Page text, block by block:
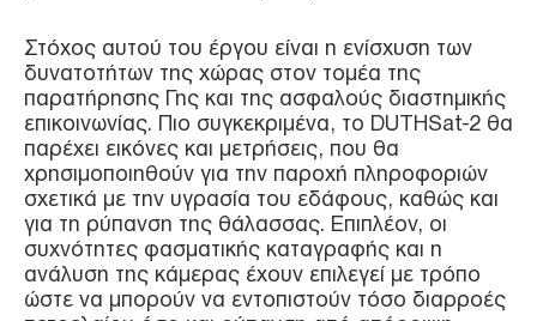
Στόχος αυτού του έργου είναι η ενίσχυση των
δυνατοτήτων της χώρας στον τομέα της
παρατήρησης Γης και της ασφαλούς διαστημικής
επικοινωνίας. Πιο συγκεκριμένα, το DUTHSat-2 θα
παρέχει εικόνες και μετρήσεις, που θα
χρησιμοποιηθούν για την παροχή πληροφοριών
σχετικά με την υγρασία του εδάφους, καθώς και
για τη ρύπανση της θάλασσας. Επιπλέον, οι
συχνότητες φασματικής καταγραφής και η
ανάλυση της κάμερας έχουν επιλεγεί με τρόπο
ώστε να μπορούν να εντοπιστούν τόσο διαρροές